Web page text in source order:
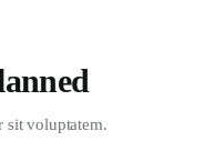
sit voluptatem.